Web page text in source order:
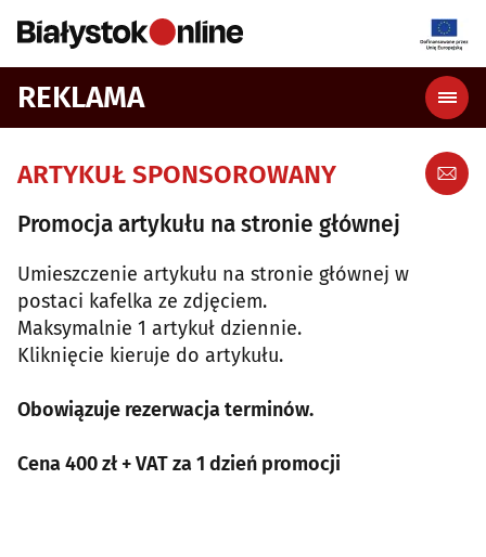
REKLAMA
ARTYKUŁ SPONSOROWANY
Promocja artykułu na stronie głównej
Umieszczenie artykułu na stronie głównej w
postaci kafelka ze zdjęciem.
Maksymalnie 1 artykuł dziennie.
Kliknięcie kieruje do artykułu.
Obowiązuje rezerwacja terminów.
Cena 400 zł + VAT za 1 dzień promocji